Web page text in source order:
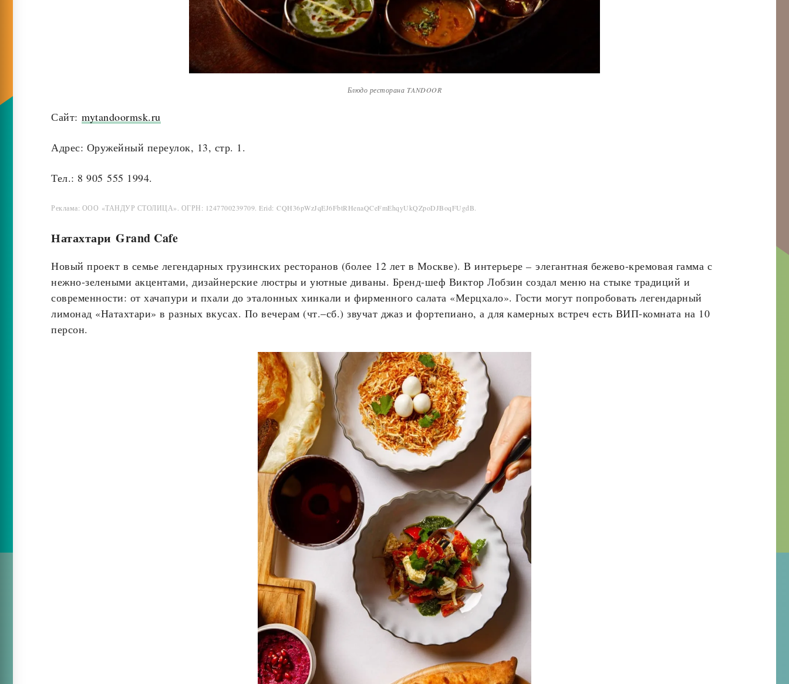
Блюдо ресторана TANDOOR
Сайт: mytandoormsk.ru
Адрес: Оружейный переулок, 13, стр. 1.
Тел.: 8 905 555 1994.
Реклама: ООО «ТАНДУР СТОЛИЦА». ОГРН: 1247700239709. Erid: CQH36pWzJqEJ6FbtRHenaQCeFmEhqyUkQZpoDJBoqFUgdB.
Натахтари Grand Cafe
Новый проект в семье легендарных грузинских ресторанов (более 12 лет в Москве). В интерьере – элегантная бежево-кремовая гамма с
нежно-зелеными акцентами, дизайнерские люстры и уютные диваны. Бренд-шеф Виктор Лобзин создал меню на стыке традиций и
современности: от хачапури и пхали до эталонных хинкали и фирменного салата «Мерцхало». Гости могут попробовать легендарный
лимонад «Натахтари» в разных вкусах. По вечерам (чт.–сб.) звучат джаз и фортепиано, а для камерных встреч есть ВИП-комната на 10
персон.